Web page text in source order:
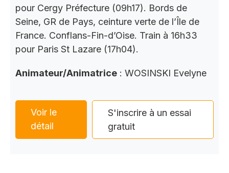
pour Cergy Préfecture (09h17). Bords de
Seine, GR de Pays, ceinture verte de l’Île de
France. Conflans-Fin-d’Oise. Train à 16h33
pour Paris St Lazare (17h04).
Animateur/Animatrice : WOSINSKI Evelyne
Voir le
détail
S'inscrire à un essai
gratuit